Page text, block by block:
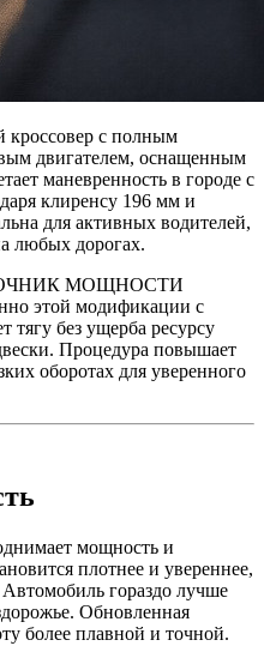
с полным
двигателем, оснащенным
маневренность в городе с
клиренсу 196 мм и
для активных водителей,
любых дорогах.
МОЩНОСТИ
этой модификации с
без ущерба ресурсу
Процедура повышает
оборотах для уверенного
мощность и
плотнее и увереннее,
гораздо лучше
Обновленная
более плавной и точной.